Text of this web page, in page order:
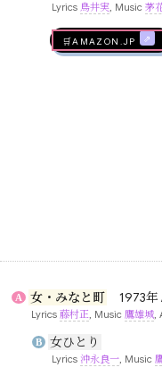
Lyrics 鳥井実, Music 茅
🛒AMAZON.jp
A 女・みなと町 1973年
Lyrics藤村正, Music鷹雄城,
B 女ひとり
Lyrics 沖永良一, Music